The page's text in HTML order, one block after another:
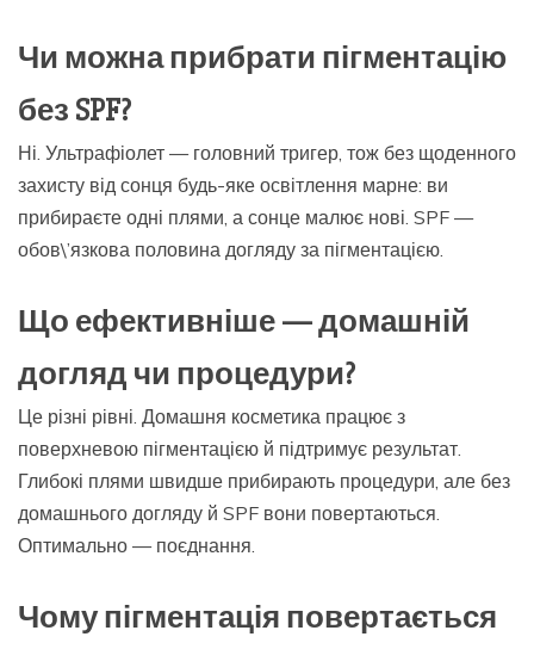
Чи можна прибрати пігментацію
без SPF?
Ні. Ультрафіолет — головний тригер, тож без щоденного
захисту від сонця будь-яке освітлення марне: ви
прибираєте одні плями, а сонце малює нові. SPF —
обов\’язкова половина догляду за пігментацією.
Що ефективніше — домашній
догляд чи процедури?
Це різні рівні. Домашня косметика працює з
поверхневою пігментацією й підтримує результат.
Глибокі плями швидше прибирають процедури, але без
домашнього догляду й SPF вони повертаються.
Оптимально — поєднання.
Чому пігментація повертається